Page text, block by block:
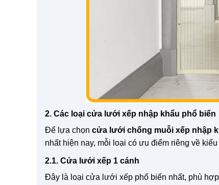
2. Các loại cửa lưới xếp nhập khẩu phổ biến
Để lựa chọn cửa lưới chống muỗi xếp nhập
nhất hiện nay, mỗi loại có ưu điểm riêng về
2.1. Cửa lưới xếp 1 cánh
Đây là loại cửa lưới xếp phổ biến nhất, phù